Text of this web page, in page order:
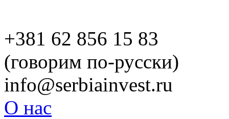
+381 62 856 15 83
(говорим по-русски)
info@serbiainvest.ru
О нас